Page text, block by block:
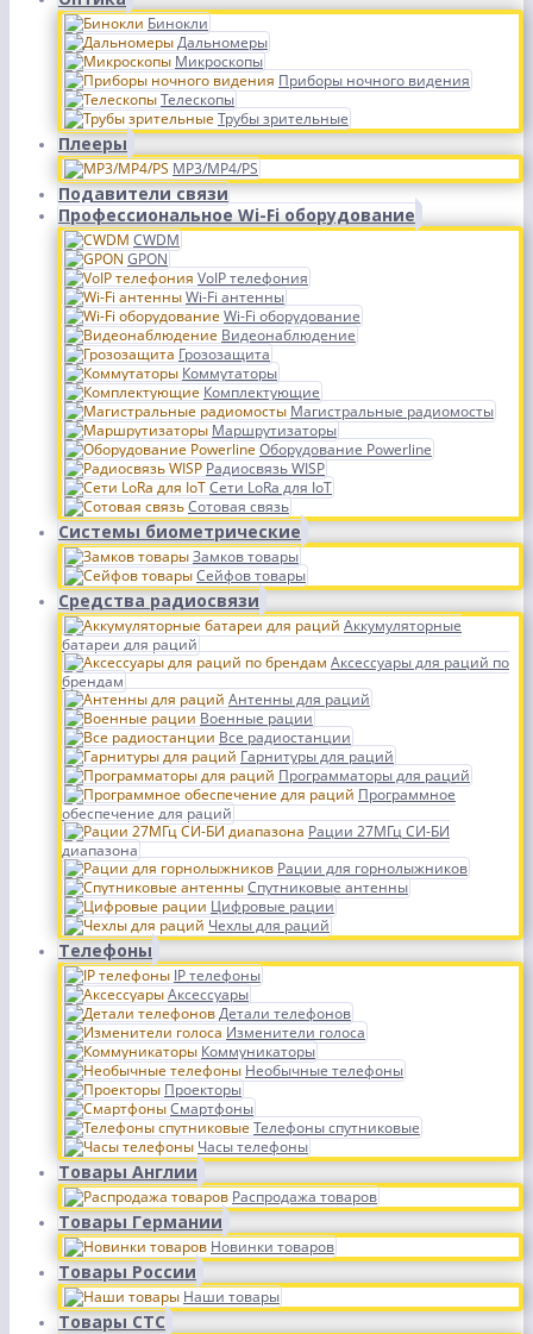
Бинокли
Дальномеры
Микроскопы
Приборы ночного видения
Телескопы
Трубы зрительные
Плееры
MP3/MP4/PS
Подавители связи
Профессиональное Wi-Fi оборудование
CWDM
GPON
VoIP телефония
Wi-Fi антенны
Wi-Fi оборудование
Видеонаблюдение
Грозозащита
Коммутаторы
Комплектующие
Магистральные радиомосты
Маршрутизаторы
Оборудование Powerline
Радиосвязь WISP
Сети LoRa для IoT
Сотовая связь
Системы биометрические
Замков товары
Сейфов товары
Средства радиосвязи
Аккумуляторные
батареи для раций
Аксессуары для раций по
брендам
Антенны для раций
Военные рации
Все радиостанции
Гарнитуры для раций
Программаторы для раций
Программное
обеспечение для раций
Рации 27МГц СИ-БИ
диапазона
Рации для горнолыжников
Спутниковые антенны
Цифровые рации
Чехлы для раций
Телефоны
IP телефоны
Аксессуары
Детали телефонов
Изменители голоса
Коммуникаторы
Необычные телефоны
Проекторы
Смартфоны
Телефоны спутниковые
Часы телефоны
Товары Англии
Распродажа товаров
Товары Германии
Новинки товаров
Товары России
Наши товары
Товары СТС